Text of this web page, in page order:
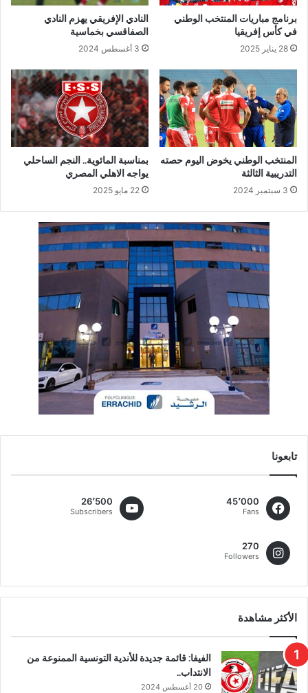
برنامج مباريات المنتخب الوطني
في كأس إفريقيا
28 يناير 2025
النادي الإفريقي يهزم النادي
الصفاقسي بخماسية
3 أغسطس 2024
المنتخب الوطني يخوض اليوم حصته
التدريبية الثالثة
3 سبتمبر 2024
بمناسبة المائوية.. النجم الساحلي
يواجه الاهلي المصري
22 مايو 2025
تابعونا
45٬000
Fans
26٬500
Subscribers
270
Followers
الأكثر مشاهدة
الفيفا: قائمة جديدة للأندية التونسية الممنوعة من
الانتداب..
20 أغسطس 2024